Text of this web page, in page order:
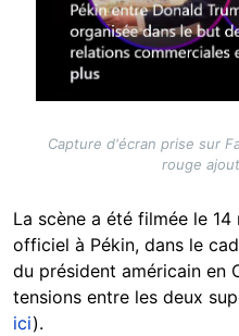
Capture d'écran prise sur
rouge
La scène a été filmée le
officiel à Pékin, dans le
du président américain en
tensions entre les deux
ici).